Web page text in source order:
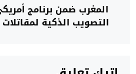
المغرب ضمن برنامج